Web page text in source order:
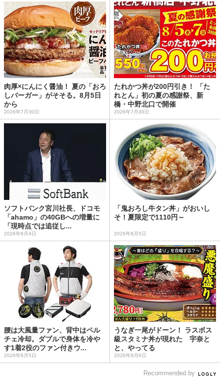
肉厚×にんにく醤油！ 夏の「おろ
しバーガー」がそそる。8月5日
から
2026年7月30日
たれかつ丼が200円引き！ 「た
れとん」初の夏の感謝祭、新
橋・中野北口で開催
2026年7月30日
ソフトバンク宮川社長、ドコモ
「ahamo」の40GBへの増量に
「現時点では追従し...
2026年8月4日
「鬼おろし牛タン丼」がおいし
そ！夏限定で1110円～
2026年8月5日
腰は大風量ファン、背中はペル
チェ冷却。ダブルで身体を冷や
す1着2役のファン付きウ...
2026年8月5日
うなぎ一尾がドーン！ ラスボス
級スタミナ丼が現れた 宇奈と
と、やってる
2026年8月6日
Recommended by